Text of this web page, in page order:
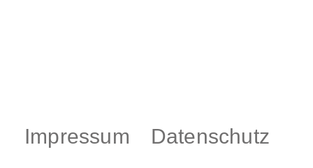
Impressum Datenschutz